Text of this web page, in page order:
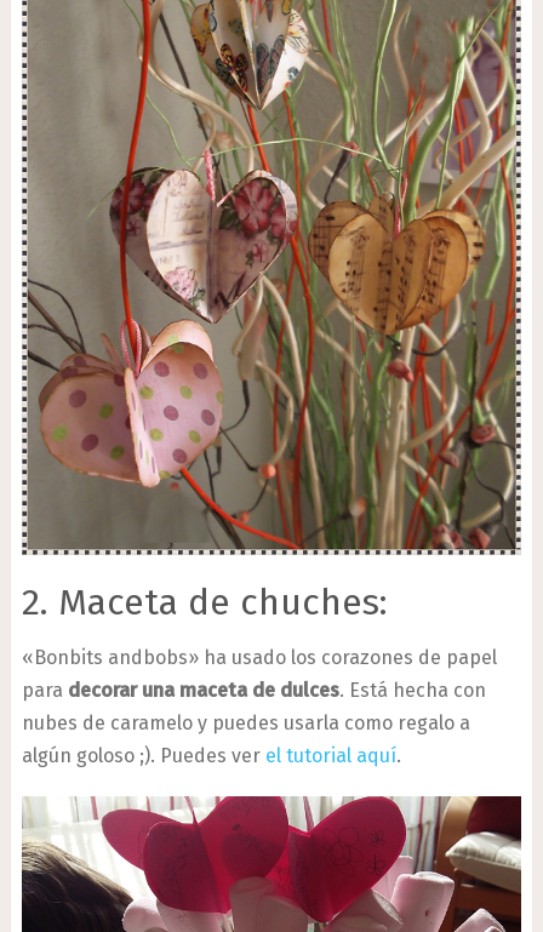
2. Maceta de chuches:
«Bonbits andbobs» ha usado los corazones de papel
para decorar una maceta de dulces. Está hecha con
nubes de caramelo y puedes usarla como regalo a
algún goloso ;). Puedes ver el tutorial aquí.